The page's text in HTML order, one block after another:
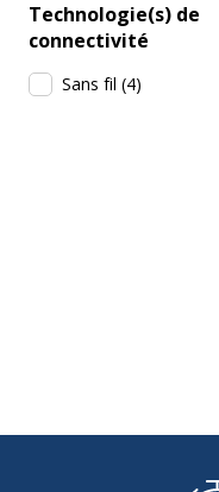
Technologie(s) de
connectivité
Sans fil (4)